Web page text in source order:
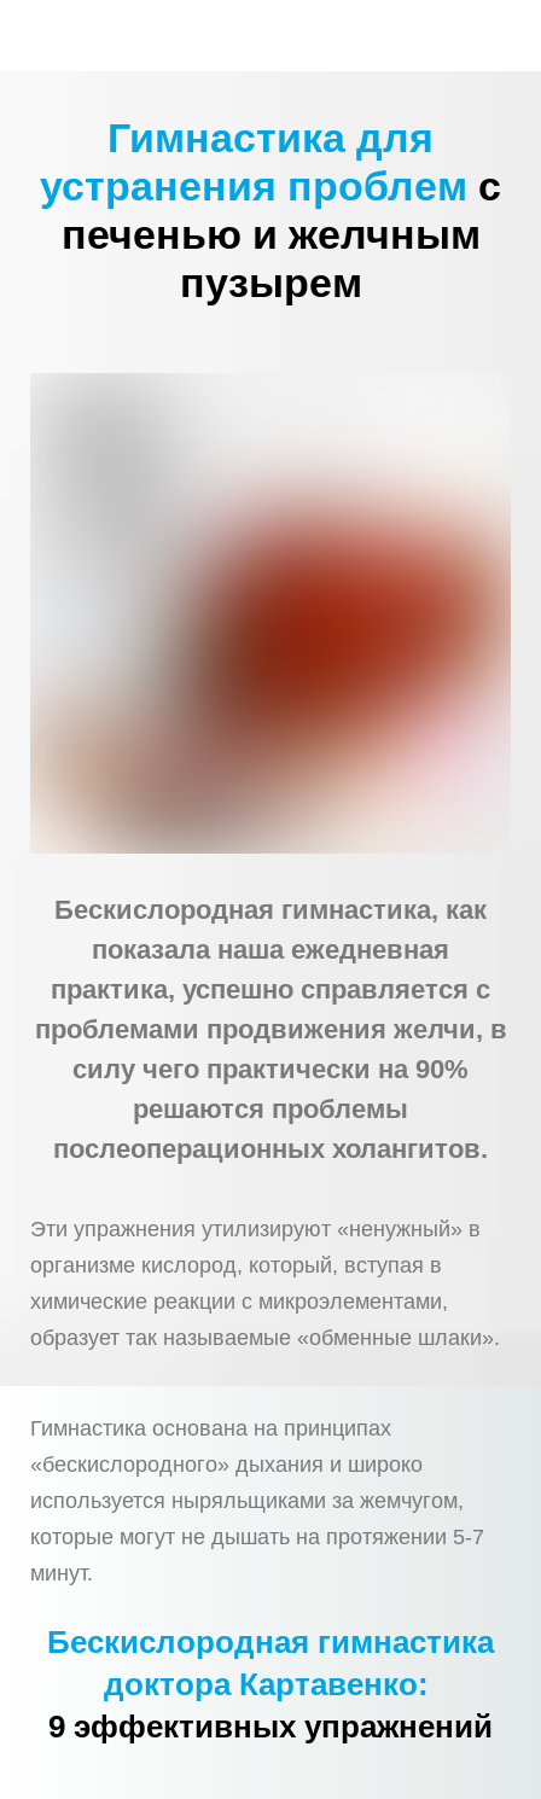
Гимнастика для
устранения проблем с
печенью и желчным
пузырем
Бескислородная гимнастика, как
показала наша ежедневная
практика, успешно справляется с
проблемами продвижения желчи, в
силу чего практически на 90%
решаются проблемы
послеоперационных холангитов.
Эти упражнения утилизируют «ненужный» в
организме кислород, который, вступая в
химические реакции с микроэлементами,
образует так называемые «обменные шлаки».
Гимнастика основана на принципах
«бескислородного» дыхания и широко
используется ныряльщиками за жемчугом,
которые могут не дышать на протяжении 5-7
минут.
Бескислородная гимнастика
доктора Картавенко:
9 эффективных упражнений